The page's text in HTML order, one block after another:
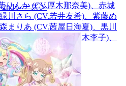
りんか (CV.厚木那奈美) 、赤城
川さら (CV.若井友希)、紫藤め
まりあ (CV.茜屋日海夏)、黒川
ノ咲だいあ (CV.佐々木李子)、
すずこ)]
2019
シーズン